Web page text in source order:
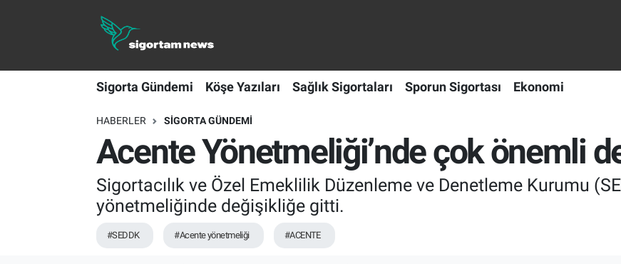
Sigorta Gündemi Köşe Yazıları Sağlık Sigortaları Sporun Sigortası Ekonomi
HABERLER SIGORTA GÜNDEMI
Acente Yönetmeliği’nde çok önemli
Sigortacılık ve Özel Emeklilik Düzenleme ve Denetleme Kurumu
yönetmeliğinde değişikliğe gitti.
#SEDDK #Acente yönetmeliği #ACENTE
Sigorta Gündemi
Köşe Yazıları
Sağlık Sigortaları
Sporun Sigortası